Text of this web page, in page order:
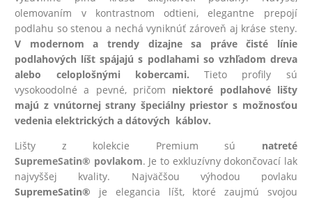
olemovaním v kontrastnom odtieni, elegantne prepojí
podlahu so stenou a nechá vyniknúť zároveň aj kráse steny.
V modernom a trendy dizajne sa práve čisté línie
podlahových líšt spájajú s podlahami so vzhľadom dreva
alebo celoplošnými kobercami.Tieto profily sú
vysokoodolné a pevné, pričom niektoré podlahové lišty
majú z vnútornej strany špeciálny priestor s možnosťou
vedenia elektrických a dátových káblov.
Lišty z kolekcie Premium sú natreté
SupremeSatin® povlakom. Je to exkluzívny dokončovací lak
najvyššej kvality. Najväčšou výhodou povlaku
SupremeSatin® je elegancia líšt, ktoré zaujmú svojou